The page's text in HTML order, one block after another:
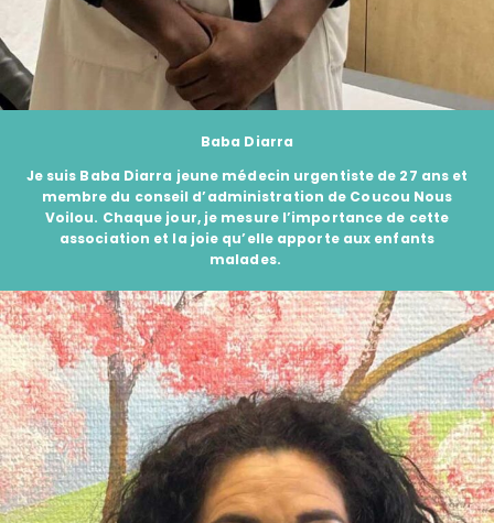
Baba Diarra
Je suis Baba Diarra jeune médecin urgentiste de 27 ans et
membre du conseil d’administration de Coucou Nous
Voilou. Chaque jour, je mesure l’importance de cette
association et la joie qu’elle apporte aux enfants
malades.